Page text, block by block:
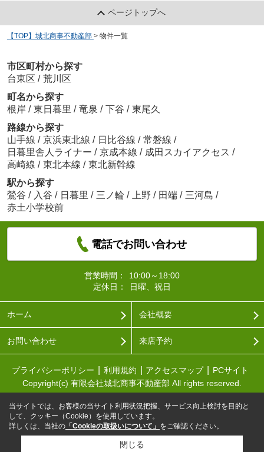
ページトップへ
【TOP】城北商事不動産部 > 物件一覧
市区町村から探す
台東区 / 荒川区
町名から探す
根岸 / 東日暮里 / 竜泉 / 下谷 / 東尾久
路線から探す
山手線 / 京浜東北線 / 日比谷線 / 常磐線 /
日暮里舎人ライナー / 京成本線 / 成田スカイアクセス /
高崎線 / 東北本線 / 東北新幹線
駅から探す
鶯谷 / 入谷 / 日暮里 / 三ノ輪 / 上野 / 田端 / 三河島 /
赤土小学校前
電話でお問い合わせ
営業時間：
10:00～18:00
定休日：
日曜、祝日
ホーム 会社概要
お問い合わせ 来店予約
プライバシーポリシー 利用規約 アクセスマップ
PCサイト
Copyright(c) 有限会社城北商事不動産部 All rights reserved.
当サイトでは、お客様の当サイト利用状況把握、サービス向上検討を目的と
して、クッキー（Cookie）を使用しています。
詳しくは、当社の 「Cookieの取扱いについて」 をご確認ください。
閉じる